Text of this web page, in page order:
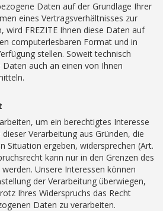
Daten auf der Grundlage Ihrer
eines Vertragsverhältnisses zur
wird FREZITE Ihnen diese Daten auf
computerlesbaren Format und in
stellen. Soweit technisch
auch an einen von Ihnen
um ein berechtigtes Interesse
Verarbeitung aus Gründen, die
Situation ergeben, widersprechen (Art.
kann nur in den Grenzen des
Unsere Interessen können
der Verarbeitung überwiegen,
Ihres Widerspruchs das Recht
Daten zu verarbeiten.